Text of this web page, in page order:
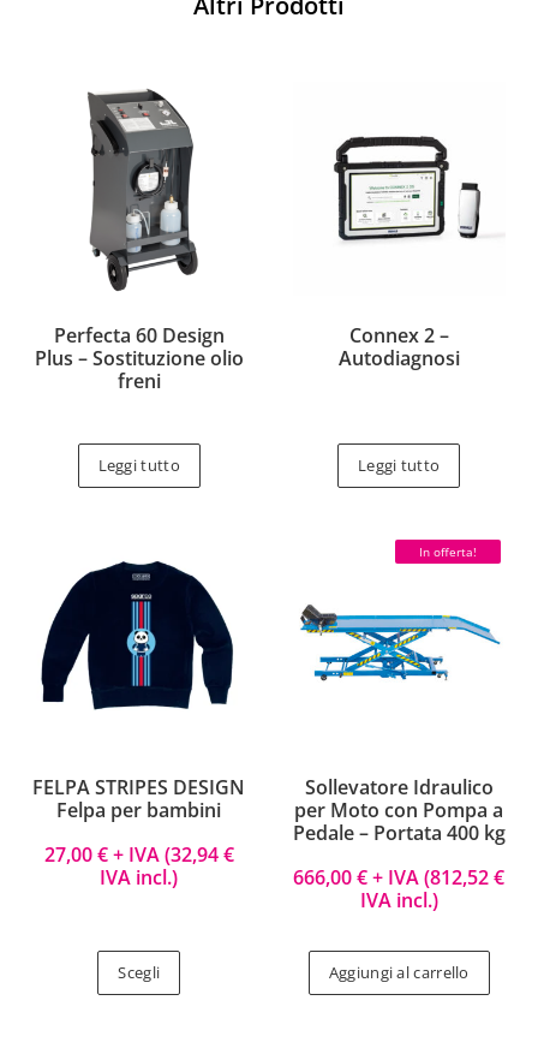
Perfecta 60 Design
Plus – Sostituzione olio
freni
Leggi tutto
Connex 2 –
Autodiagnosi
Leggi tutto
FELPA STRIPES DESIGN
Felpa per bambini
27,00€+ IVA (32,94€
IVA incl.)
Scegli
In offerta!
Sollevatore Idraulico
per Moto con Pompa a
Pedale – Portata 400 kg
666,00€+ IVA (812,52€
IVA incl.)
Aggiungi al carrello